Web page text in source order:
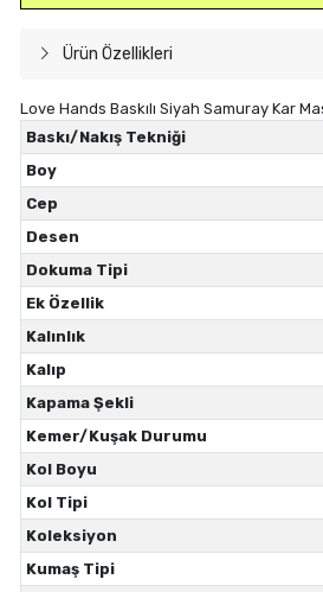
Ürün Özellikleri
Love Hands Baskılı Siyah Samuray Kar
Baskı/Nakış Tekniği
Boy
Cep
Desen
Dokuma Tipi
Ek Özellik
Kalınlık
Kalıp
Kapama Şekli
Kemer/Kuşak Durumu
Kol Boyu
Kol Tipi
Koleksiyon
Kumaş Tipi